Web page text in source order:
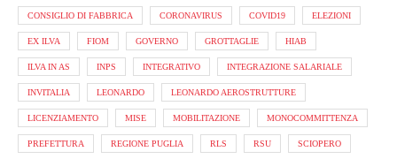
CONSIGLIO DI FABBRICA CORONAVIRUS COVID19 ELEZIONI
EX ILVA FIOM GOVERNO GROTTAGLIE HIAB
ILVA IN AS INPS INTEGRATIVO INTEGRAZIONE SALARIALE
INVITALIA LEONARDO LEONARDO AEROSTRUTTURE
LICENZIAMENTO MISE MOBILITAZIONE MONOCOMMITTENZA
PREFETTURA REGIONE PUGLIA RLS RSU SCIOPERO